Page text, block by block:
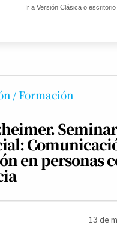
Ir a Versión Clásica o escritorio
/ Formación
en personas
13 de